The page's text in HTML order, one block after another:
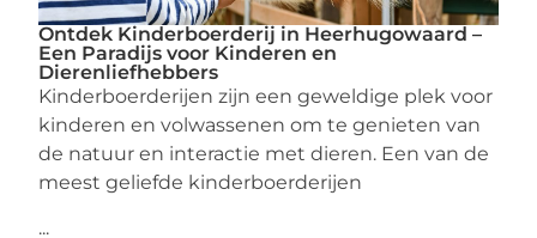
Ontdek Kinderboerderij in Heerhugowaard –
Een Paradijs voor Kinderen en
Dierenliefhebbers
Kinderboerderijen zijn een geweldige plek voor
kinderen en volwassenen om te genieten van
de natuur en interactie met dieren. Een van de
meest geliefde kinderboerderijen
...